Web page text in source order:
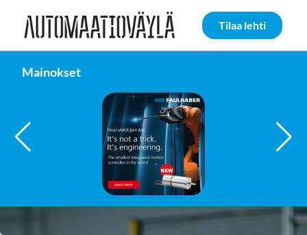
Siirry sivun sisältöön
Tilaa lehti
Mainokset
FAULHABER GROUP